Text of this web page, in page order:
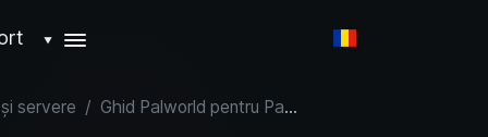
▼
servere / Ghid Palworld pentru Pals de Gheață: Cei mai buni luptători, muncitori și mounturi